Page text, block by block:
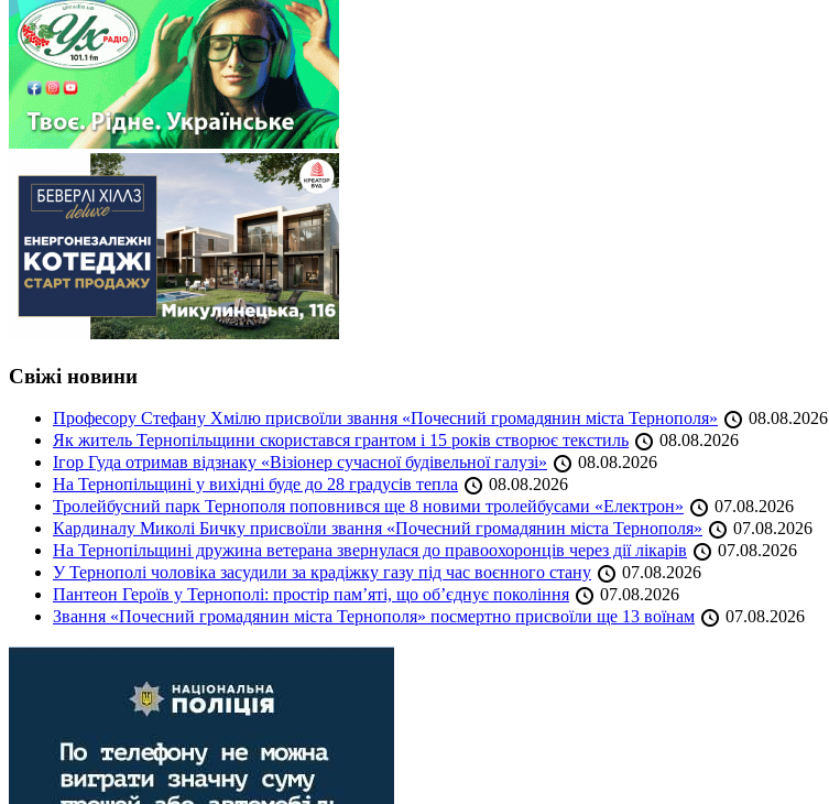
Свіжі новини
Професору Стефану Хмілю присвоїли звання «Почесний громадянин міста Тернополя»
08.08.2026
Як житель Тернопільщини скористався грантом і 15 років створює текстиль
08.08.2026
Ігор Гуда отримав відзнаку «Візіонер сучасної будівельної галузі»
08.08.2026
На Тернопільщині у вихідні буде до 28 градусів тепла
08.08.2026
Тролейбусний парк Тернополя поповнився ще 8 новими тролейбусами «Електрон»
07.08.2026
Кардиналу Миколі Бичку присвоїли звання «Почесний громадянин міста Тернополя»
07.08.2026
На Тернопільщині дружина ветерана звернулася до правоохоронців через дії лікарів
07.08.2026
У Тернополі чоловіка засудили за крадіжку газу під час воєнного стану
07.08.2026
Пантеон Героїв у Тернополі: простір пам’яті, що об’єднує покоління
07.08.2026
Звання «Почесний громадянин міста Тернополя» посмертно присвоїли ще 13 воїнам
07.08.2026